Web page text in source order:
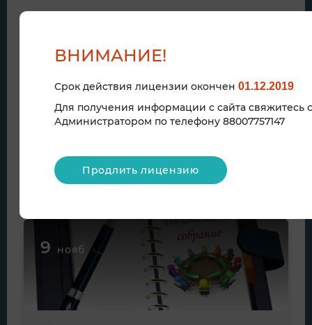
Коуч-сессия
Развернуть
9 нояб
ВНИМАНИЕ!
Срок действия лицензии окончен 01.12.2019
Для получения информации с сайта свяжитесь с
Администратором по телефону 88007757147
Продлить лицензию